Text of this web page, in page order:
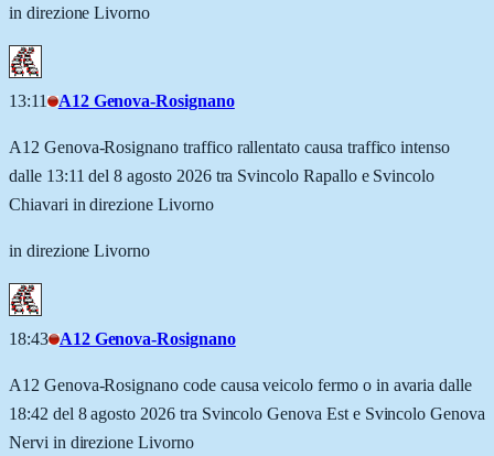
in direzione Livorno
13:11 A12 Genova-Rosignano
A12 Genova-Rosignano traffico rallentato causa traffico intenso
dalle 13:11 del 8 agosto 2026 tra Svincolo Rapallo e Svincolo
Chiavari in direzione Livorno
in direzione Livorno
18:43 A12 Genova-Rosignano
A12 Genova-Rosignano code causa veicolo fermo o in avaria dalle
18:42 del 8 agosto 2026 tra Svincolo Genova Est e Svincolo Genova
Nervi in direzione Livorno